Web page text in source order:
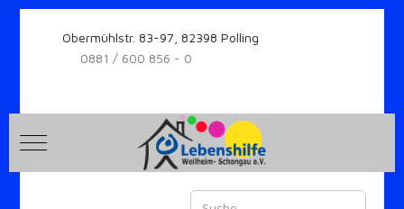
Obermühlstr. 83-97, 82398 Polling
0881 / 600 856 - 0
Mobile Menu Toggle